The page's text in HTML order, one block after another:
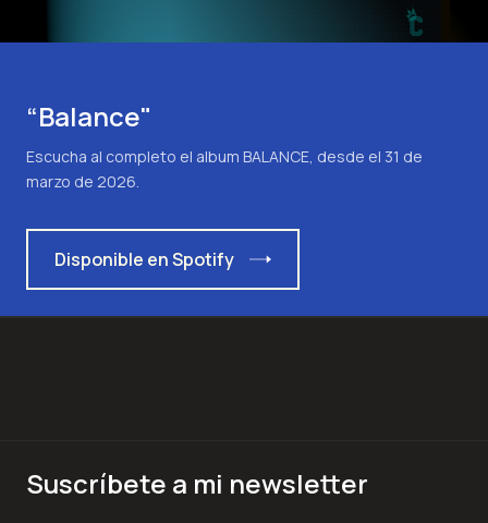
“Balance"
Escucha al completo el album BALANCE, desde el 31 de
marzo de 2026.
Disponible en Spotify
Suscríbete a mi newsletter